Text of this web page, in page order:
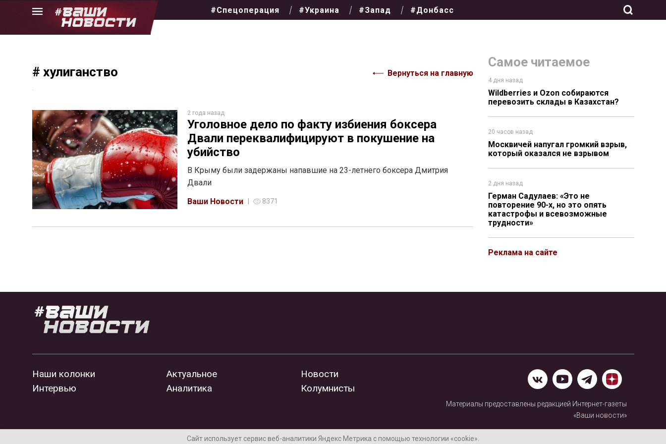
Skip
#Спецоперация #Украина #Запад #Донбасс
# хулиганство Вернуться на главную
2 года назад
Уголовное дело по факту избиения боксера
Двали переквалифицируют в покушение на
убийство
В Крыму были задержаны напавшие на 23-летнего боксера Дмитрия
Двали
Ваши Новости
8371
Самое читаемое
4 дня назад
Wildberries и Ozon собираются
перевозить склады в Казахстан?
20 часов назад
Москвичей напугал громкий взрыв,
который оказался не взрывом
2 дня назад
Герман Садулаев: «Это не
повторение 90-х, но это опять
катастрофы и всевозможные
трудности»
Реклама на сайте
Наши колонки
Интервью
Актуальное
Аналитика
Новости
Колумнисты
Материалы предоставлены редакцией Интернет-газеты
«Ваши новости»
Нашли ошибку? Выделите ее и нажмите Ctrl+Enter
Сайт использует сервис веб-аналитики Яндекс Метрика с помощью технологии «cookie».